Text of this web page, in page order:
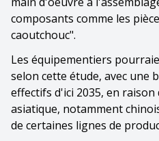
composants comme les
caoutchouc".
Les équipementiers
selon cette étude, avec une
effectifs d'ici 2035, en raison
asiatique, notamment
de certaines lignes de